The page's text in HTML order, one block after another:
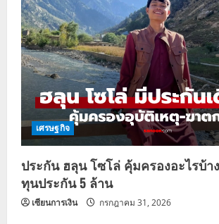
เศรษฐกิจ
ประกัน ฮลุน โซโล่ คุ้มครองอะไรบ้า
ทุนประกัน 5 ล้าน
เซียนการเงิน กรกฎาคม 31, 2026